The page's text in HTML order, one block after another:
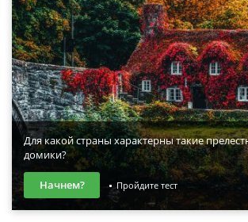
Для какой страны характерны такие
домики?
Начнем? Пройдите тест